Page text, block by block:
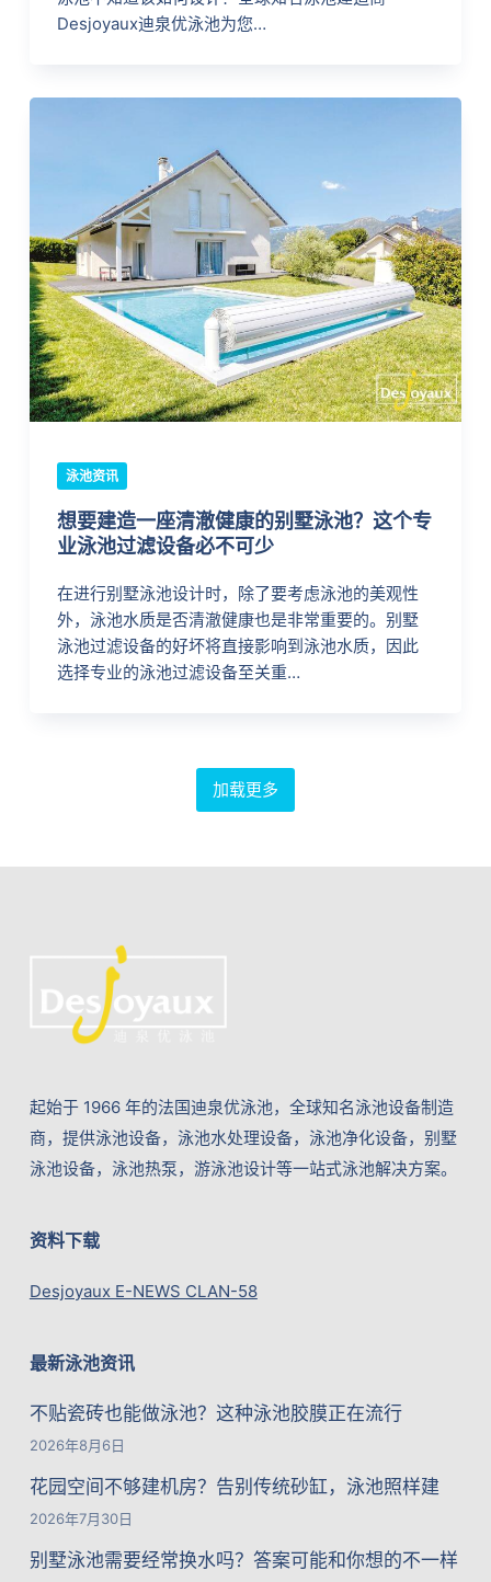
Desjoyaux迪泉优泳池为您…
泳池资讯
想要建造一座清澈健康的别墅泳池？这个专
业泳池过滤设备必不可少
在进行别墅泳池设计时，除了要考虑泳池的美观性
外，泳池水质是否清澈健康也是非常重要的。别墅
泳池过滤设备的好坏将直接影响到泳池水质，因此
选择专业的泳池过滤设备至关重…
加载更多
起始于 1966 年的法国迪泉优泳池，全球知名泳池设备制造
商，提供泳池设备，泳池水处理设备，泳池净化设备，别墅
泳池设备，泳池热泵，游泳池设计等一站式泳池解决方案。
资料下载
Desjoyaux E-NEWS CLAN-58
最新泳池资讯
不贴瓷砖也能做泳池？这种泳池胶膜正在流行
2026年8月6日
花园空间不够建机房？告别传统砂缸，泳池照样建
2026年7月30日
别墅泳池需要经常换水吗？答案可能和你想的不一样